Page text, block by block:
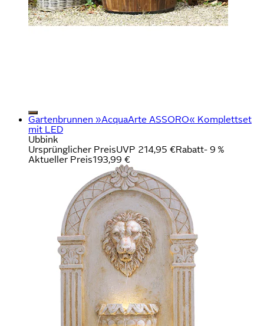
Gartenbrunnen »AcquaArte ASSORO« Komplettset
mit LED
Ubbink
Ursprünglicher PreisUVP 214,95 €Rabatt- 9 %
Aktueller Preis193,99 €